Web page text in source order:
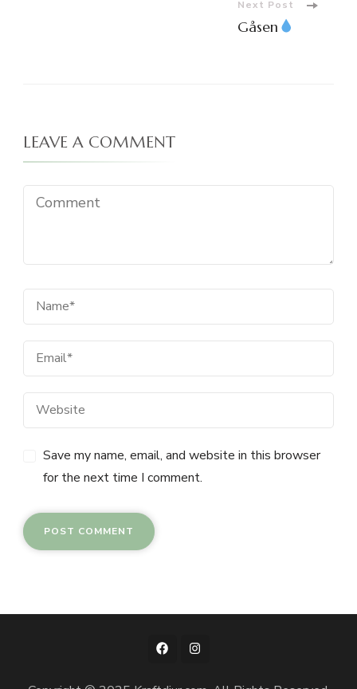
Next Post
Gåsen
LEAVE A COMMENT
Save my name, email, and website in this browser
for the next time I comment.